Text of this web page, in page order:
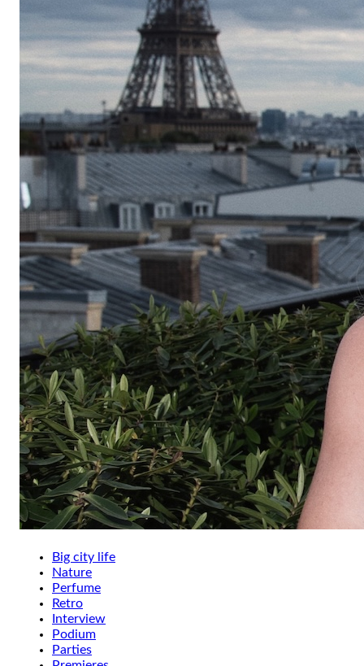
Big city life
Nature
Perfume
Retro
Interview
Podium
Parties